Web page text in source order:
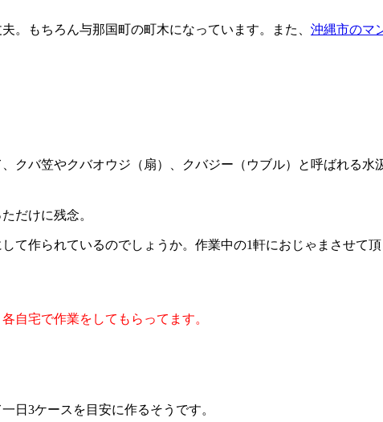
。もちろん与那国町の町木になっています。また、 沖縄市のマ
バ笠やクバオウジ（扇）、クバジー（ウブル）と呼ばれる水
だけに残念。
作られているのでしょうか。作業中の1軒におじゃまさせて頂
自宅で作業をしてもらってます。
日3ケースを目安に作るそうです。